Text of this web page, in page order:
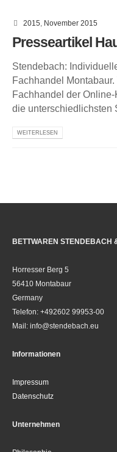
2015 November 2015
Presseartikel
Stendebach:
Fachhandel
Fachhandel der
die unterschiedlichsten
WEITERLESEN
BETTWAREN STENDEBACH
Horresser Berg 5
56410 Montabaur
Germany
Telefon: +492602 99953-00
Mail: info@stendebach.eu
Informationen
Impressum
Datenschutz
Unternehmen